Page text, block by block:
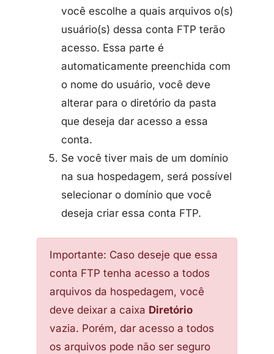
você escolhe a quais arquivos o(s)
usuário(s) dessa conta FTP terão
acesso. Essa parte é
automaticamente preenchida com
o nome do usuário, você deve
alterar para o diretório da pasta
que deseja dar acesso a essa
conta.
Se você tiver mais de um domínio
na sua hospedagem, será possível
selecionar o domínio que você
deseja criar essa conta FTP.
Importante: Caso deseje que essa
conta FTP tenha acesso a todos
arquivos da hospedagem, você
deve deixar a caixa Diretório
vazia. Porém, dar acesso a todos
os arquivos pode não ser seguro